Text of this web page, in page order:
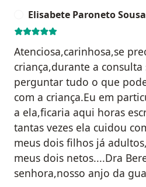
Elisabete Paroneto Sousa
Atenciosa,carinhosa,se
criança,durante a consulta
perguntar tudo o que
com a criança.Eu em
a ela,ficaria aqui horas
tantas vezes ela cuidou
meus dois filhos já
meus dois netos....Dra
senhora,nosso anjo da